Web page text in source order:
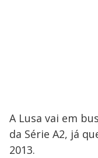
A Lusa vai em
da Série A2, já
2013.